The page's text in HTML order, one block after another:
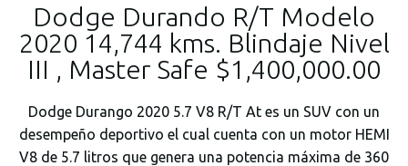
Dodge Durando R/T Modelo
2020 14,744 kms. Blindaje Nivel
III , Master Safe $1,400,000.00
Dodge Durango 2020 5.7 V8 R/T At es un SUV con un
desempeño deportivo el cual cuenta con un motor HEMI
V8 de 5.7 litros que genera una potencia máxima de 360